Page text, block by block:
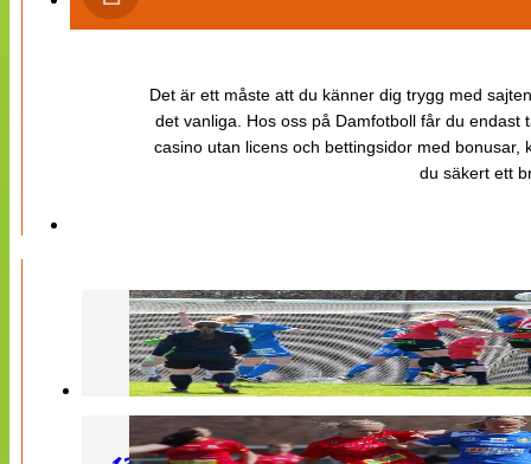
Det är ett måste att du känner dig trygg med
det vanliga. Hos oss på Damfotboll får du
casino utan licens och bettingsidor med
du säkert ett